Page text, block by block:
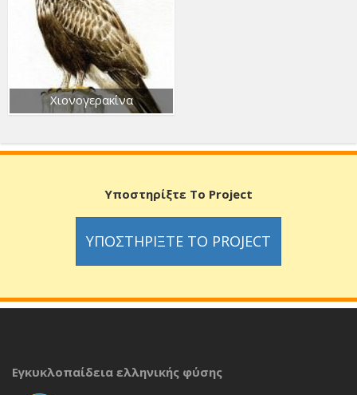
Χιονογερακίνα
Υποστηρίξτε Το Project
ΥΠΟΣΤΗΡΊΞΤΕ ΤΟ PROJECT
Εγκυκλοπαίδεια ελληνικής φύσης